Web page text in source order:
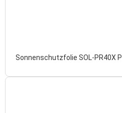
Sonnenschutzfolie SOL-PR40X